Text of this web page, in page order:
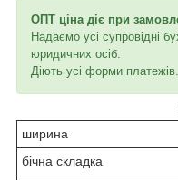
ОПТ ціна діє при
Надаємо усі супровідні
юридичних осіб.
Діють усі форми платежів.
ширина
бічна складка